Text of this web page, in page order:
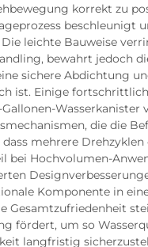
korrekt zu
beschleunigt
leichte Bauweise
bewahrt jedoch
sichere Abdichtung
ist. Einige
Wasserkanister
die die
mehrere
bei Hochvolumen-
Komponente in
Gesamtzufriedenheit
fördert, um so
langfristig